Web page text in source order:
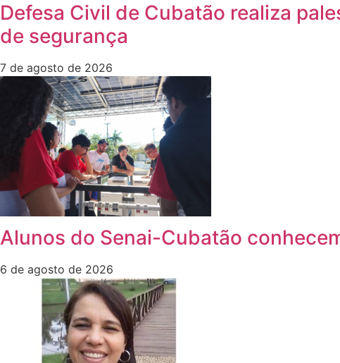
Defesa Civil de Cubatão realiza
de segurança
7 de agosto de 2026
Alunos do Senai-Cubatão
6 de agosto de 2026